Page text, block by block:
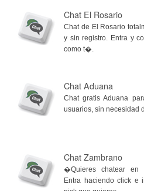
Chat El Rosario
Chat de El Rosario
y sin registro. Entra y
como t�.
Chat Aduana
Chat gratis Aduana
usuarios, sin necesidad
Chat Zambrano
�Quieres chatear en
Entra haciendo click e